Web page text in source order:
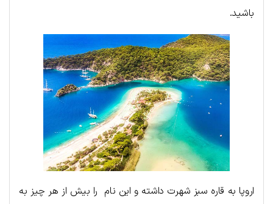
باشید.
اروپا به قاره سبز شهرت داشته و این نام را بیش از هر چیز به